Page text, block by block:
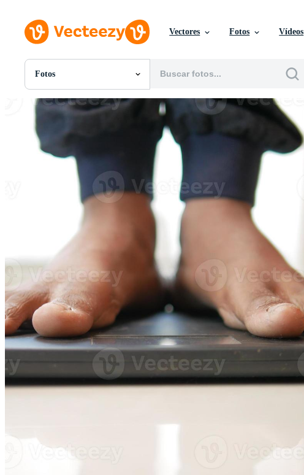
Vectores Fotos Vídeos
Fotos
Todas Imágenes
Fotos
Plantillas
Vectores
Gráficos en Movimiento
Imágenes Editoriales